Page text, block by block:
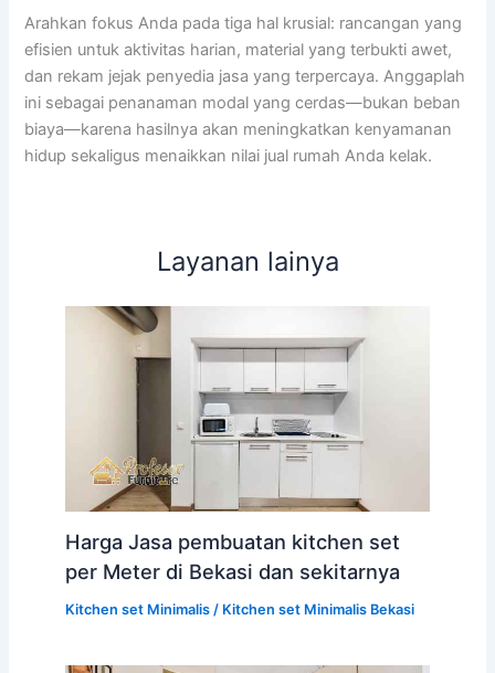
Arahkan fokus Anda pada tiga hal krusial: rancangan yang
efisien untuk aktivitas harian, material yang terbukti awet,
dan rekam jejak penyedia jasa yang terpercaya. Anggaplah
ini sebagai penanaman modal yang cerdas—bukan beban
biaya—karena hasilnya akan meningkatkan kenyamanan
hidup sekaligus menaikkan nilai jual rumah Anda kelak.
Layanan lainya
Harga Jasa pembuatan kitchen set
per Meter di Bekasi dan sekitarnya
Kitchen set Minimalis/ Kitchen set Minimalis Bekasi